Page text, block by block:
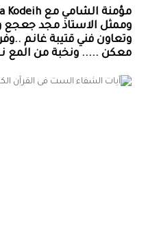
وممثل الاستاذ مجد جعجع
وتعاون فني قتيبة غانم
معكن ..... ونخبة من المع